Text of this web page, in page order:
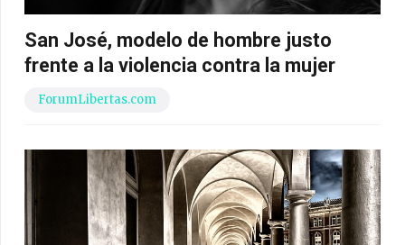
San José, modelo de hombre justo
frente a la violencia contra la mujer
ForumLibertas.com